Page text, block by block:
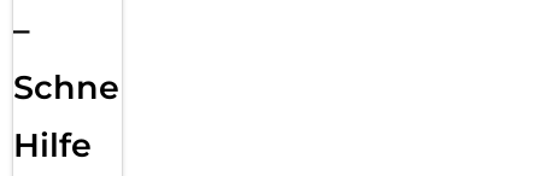
–
Schnelle
Hilfe